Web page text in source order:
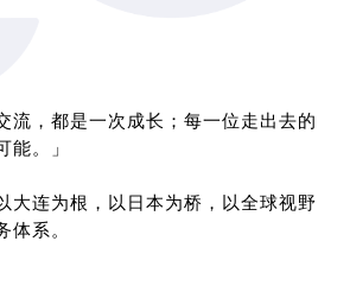
流，都是一次成长；每一位走出去的
。」
大连为根，以日本为桥，以全球视野
系。